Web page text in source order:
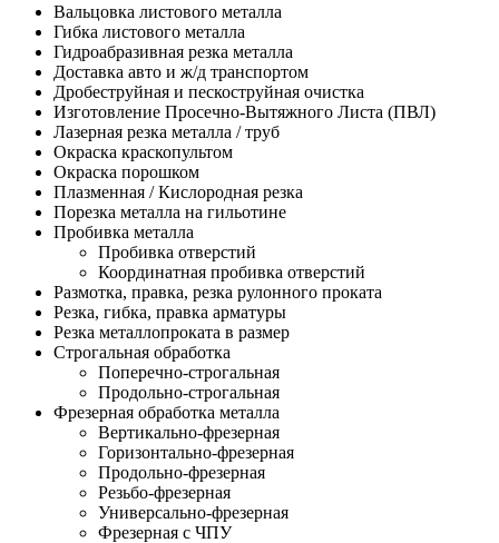
Вальцовка листового металла
Гибка листового металла
Гидроабразивная резка металла
Доставка авто и ж/д транспортом
Дробеструйная и пескоструйная очистка
Изготовление Просечно-Вытяжного Листа (ПВЛ)
Лазерная резка металла / труб
Окраска краскопультом
Окраска порошком
Плазменная / Кислородная резка
Порезка металла на гильотине
Пробивка металла
Пробивка отверстий
Координатная пробивка отверстий
Размотка, правка, резка рулонного проката
Резка, гибка, правка арматуры
Резка металлопроката в размер
Строгальная обработка
Поперечно-строгальная
Продольно-строгальная
Фрезерная обработка металла
Вертикально-фрезерная
Горизонтально-фрезерная
Продольно-фрезерная
Резьбо-фрезерная
Универсально-фрезерная
Фрезерная с ЧПУ